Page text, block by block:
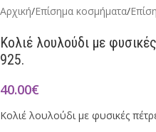
Αρχική/Επίσημα κοσμήματα/
Κολιέ λουλούδι με
925.
40.00€
Κολιέ λουλούδι με φυσικές